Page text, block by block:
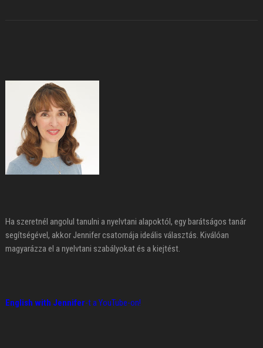
Ha szeretnél angolul tanulni a nyelvtani alapoktól, egy barátságos tanár
segítségével, akkor Jennifer csatornája ideális választás. Kiválóan
magyarázza el a nyelvtani szabályokat és a kiejtést.
English with Jennifer-t a YouTube-on!